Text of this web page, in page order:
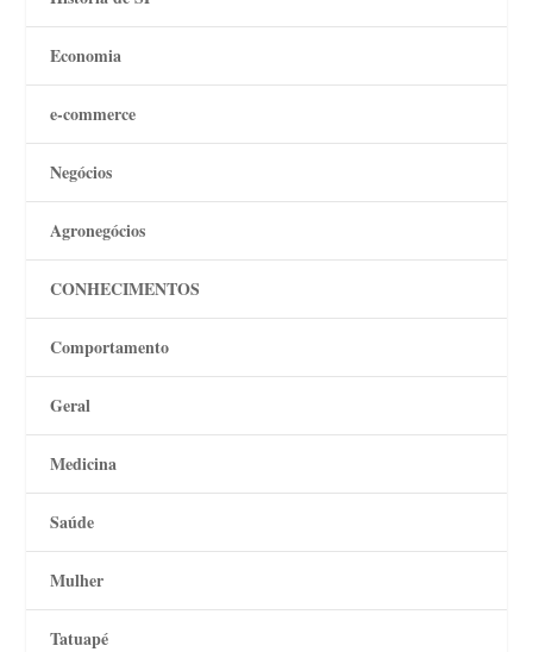
Economia
e-commerce
Negócios
Agronegócios
CONHECIMENTOS
Comportamento
Geral
Medicina
Saúde
Mulher
Tatuapé